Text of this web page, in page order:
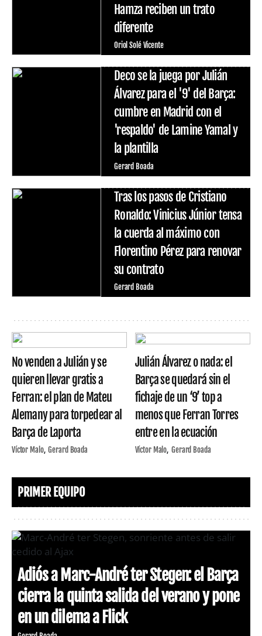
Hamza reciben un trato
diferente
Oriol Solé Vicente
Deco se la juega por Julián
Álvarez para el '9' del Barça:
cumbre en Madrid con el
'respaldo' de Lamine Yamal y
la plantilla
Gerard Boada
Tras los pasos de Cristiano
Ronaldo: Vinicius Júnior tensa
la cuerda al máximo con
Florentino Pérez para renovar
su contrato
Gerard Boada
No venden a Julián y se
quieren llevar gratis a
Ferran: el plan de Mateu
Alemany para torpedear al
Barça de Laporta
Víctor Malo Gerard Boada
Julián Álvarez o nada: el
Barça se quedará sin el
fichaje de un ‘9’ top a
menos que Ferran Torres
entre en la ecuación
Víctor Malo Gerard Boada
PRIMER EQUIPO
Adiós a Marc-André ter Stegen: el Barça
cierra la quinta salida del verano y pone
en un dilema a Flick